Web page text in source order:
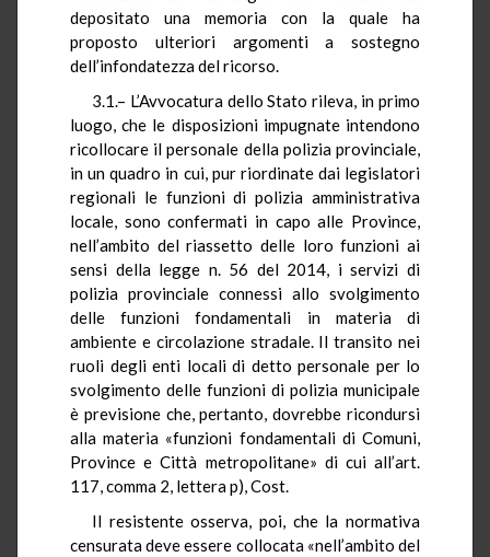
depositato una memoria con la quale ha
proposto ulteriori argomenti a sostegno
dell’infondatezza del ricorso.
3.1.– L’Avvocatura dello Stato rileva, in primo
luogo, che le disposizioni impugnate intendono
ricollocare il personale della polizia provinciale,
in un quadro in cui, pur riordinate dai legislatori
regionali le funzioni di polizia amministrativa
locale, sono confermati in capo alle Province,
nell’ambito del riassetto delle loro funzioni ai
sensi della legge n. 56 del 2014, i servizi di
polizia provinciale connessi allo svolgimento
delle funzioni fondamentali in materia di
ambiente e circolazione stradale. Il transito nei
ruoli degli enti locali di detto personale per lo
svolgimento delle funzioni di polizia municipale
è previsione che, pertanto, dovrebbe ricondursi
alla materia «funzioni fondamentali di Comuni,
Province e Città metropolitane» di cui all’art.
117, comma 2, lettera p), Cost.
Il resistente osserva, poi, che la normativa
censurata deve essere collocata «nell’ambito del